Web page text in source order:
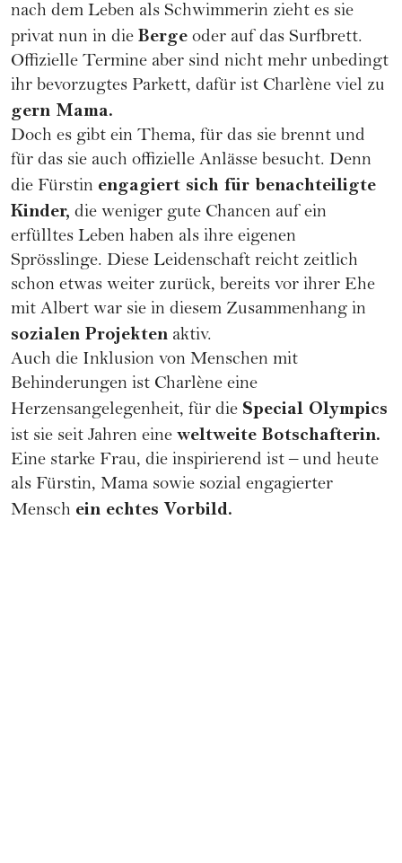
nach dem Leben als Schwimmerin zieht es sie
privat nun in die Berge oder auf das Surfbrett.
Offizielle Termine aber sind nicht mehr unbedingt
ihr bevorzugtes Parkett, dafür ist Charlène viel zu
gern Mama.
Doch es gibt ein Thema, für das sie brennt und
für das sie auch offizielle Anlässe besucht. Denn
die Fürstin engagiert sich für benachteiligte
Kinder, die weniger gute Chancen auf ein
erfülltes Leben haben als ihre eigenen
Sprösslinge. Diese Leidenschaft reicht zeitlich
schon etwas weiter zurück, bereits vor ihrer Ehe
mit Albert war sie in diesem Zusammenhang in
sozialen Projekten aktiv.
Auch die Inklusion von Menschen mit
Behinderungen ist Charlène eine
Herzensangelegenheit, für die Special Olympics
ist sie seit Jahren eine weltweite Botschafterin.
Eine starke Frau, die inspirierend ist – und heute
als Fürstin, Mama sowie sozial engagierter
Mensch ein echtes Vorbild.